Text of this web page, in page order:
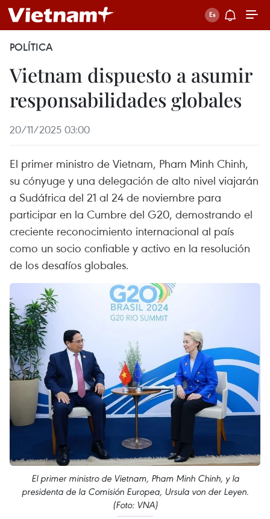
POLÍTICA
Vietnam dispuesto a asumir
responsabilidades globales
20/11/2025 03:00
El primer ministro de Vietnam, Pham Minh Chinh,
su cónyuge y una delegación de alto nivel viajarán
a Sudáfrica del 21 al 24 de noviembre para
participar en la Cumbre del G20, demostrando el
creciente reconocimiento internacional al país
como un socio confiable y activo en la resolución
de los desafíos globales.
El primer ministro de Vietnam, Pham Minh Chinh, y la
presidenta de la Comisión Europea, Ursula von der Leyen.
(Foto: VNA)